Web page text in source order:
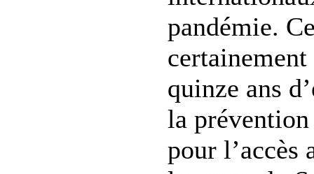
pandémie.
quinze ans
la
pour l’accès